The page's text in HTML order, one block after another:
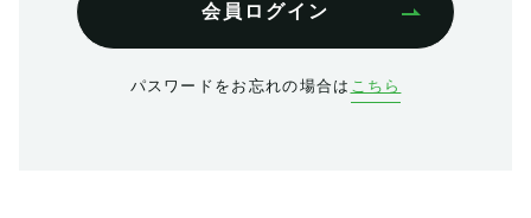
会員ログイン
パスワードをお忘れの場合は こちら